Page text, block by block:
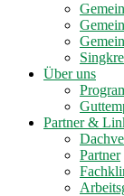
Über uns
Partner &
Partner